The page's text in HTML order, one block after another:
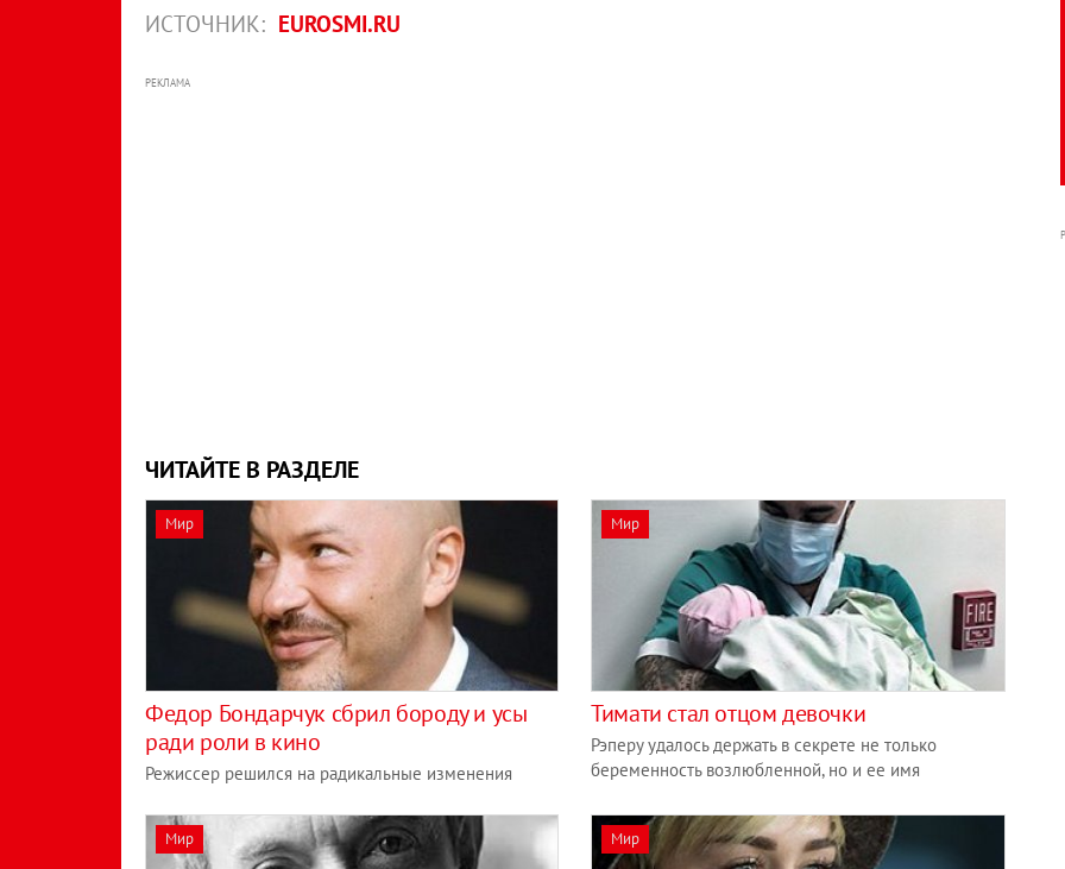
ИСТОЧНИК: EUROSMI.RU
РЕКЛАМА
ЧИТАЙТЕ В РАЗДЕЛЕ
Мир
Федор Бондарчук сбрил бороду и усы
ради роли в кино
Режиссер решился на радикальные изменения
Мир
Тимати стал отцом девочки
Рэперу удалось держать в секрете не только
беременность возлюбленной, но и ее имя
Мир Мир